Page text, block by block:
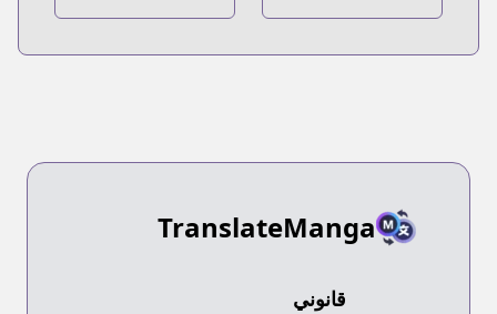
no Kami 2
Berserk: Enryuu
TranslateManga
قانوني